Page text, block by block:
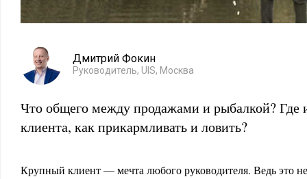
Дмитрий Фокин
Руководитель, UIS, Москва
Что общего между продажами и рыбалкой? Где
клиента, как прикармливать и ловить?
Крупный клиент — мечта любого руководителя. Ведь это